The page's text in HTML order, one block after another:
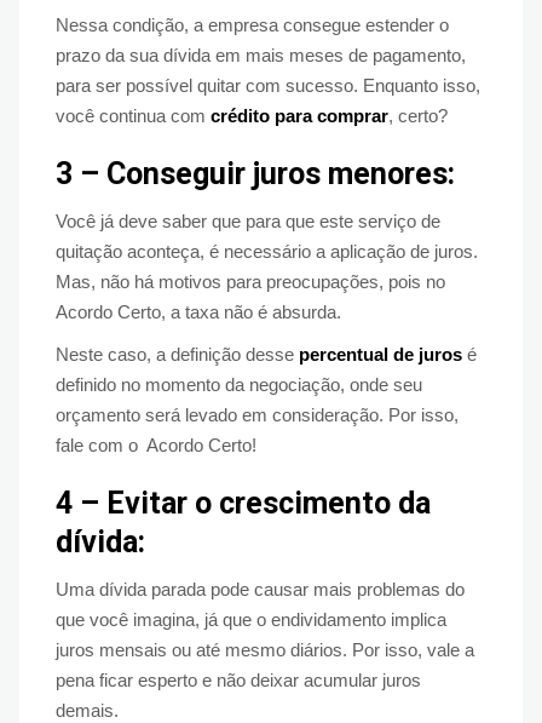
Nessa condição, a empresa consegue estender o
prazo da sua dívida em mais meses de pagamento,
para ser possível quitar com sucesso. Enquanto isso,
você continua com crédito para comprar, certo?
3 – Conseguir juros menores:
Você já deve saber que para que este serviço de
quitação aconteça, é necessário a aplicação de juros.
Mas, não há motivos para preocupações, pois no
Acordo Certo, a taxa não é absurda.
Neste caso, a definição desse percentual de juros é
definido no momento da negociação, onde seu
orçamento será levado em consideração. Por isso,
fale com o Acordo Certo!
4 – Evitar o crescimento da
dívida:
Uma dívida parada pode causar mais problemas do
que você imagina, já que o endividamento implica
juros mensais ou até mesmo diários. Por isso, vale a
pena ficar esperto e não deixar acumular juros
demais.